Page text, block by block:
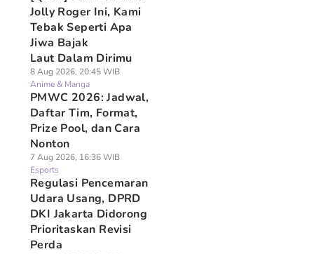
Jolly Roger Ini, Kami
Tebak Seperti Apa
Jiwa Bajak
Laut Dalam Dirimu
8 Aug 2026, 20:45 WIB
Anime & Manga
PMWC 2026: Jadwal,
Daftar Tim, Format,
Prize Pool, dan Cara
Nonton
7 Aug 2026, 16:36 WIB
Esports
Regulasi Pencemaran
Udara Usang, DPRD
DKI Jakarta Didorong
Prioritaskan Revisi
Perda